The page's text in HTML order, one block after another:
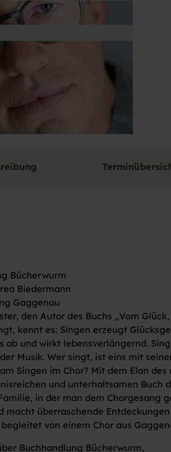
Bücherwurm
Biedermann
Gaggenau
den Autor des Buchs „Vom
kennt es: Singen erzeugt
ab und wirkt lebensverlängernd.
Musik. Wer singt, ist eins mit
Singen im Chor? Mit dem Elan
und unterhaltsamen Buch
in der man dem Chorgesang
macht überraschende
von einem Chor aus
Buchhandlung Bücherwurm,